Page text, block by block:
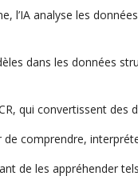
l’IA analyse les
dans les données
qui convertissent
comprendre,
de les appréhender